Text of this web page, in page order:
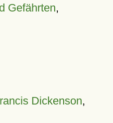
Gefährten,
Dickenson,